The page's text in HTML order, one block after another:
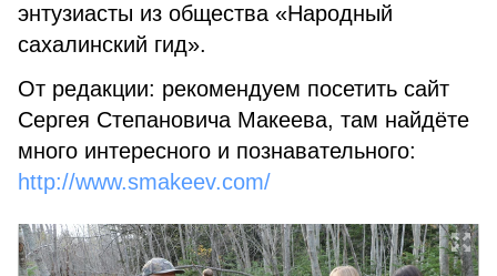
энтузиасты из общества «Народный
сахалинский гид».
От редакции: рекомендуем посетить сайт
Сергея Степановича Макеева, там найдёте
много интересного и познавательного:
http://www.smakeev.com/